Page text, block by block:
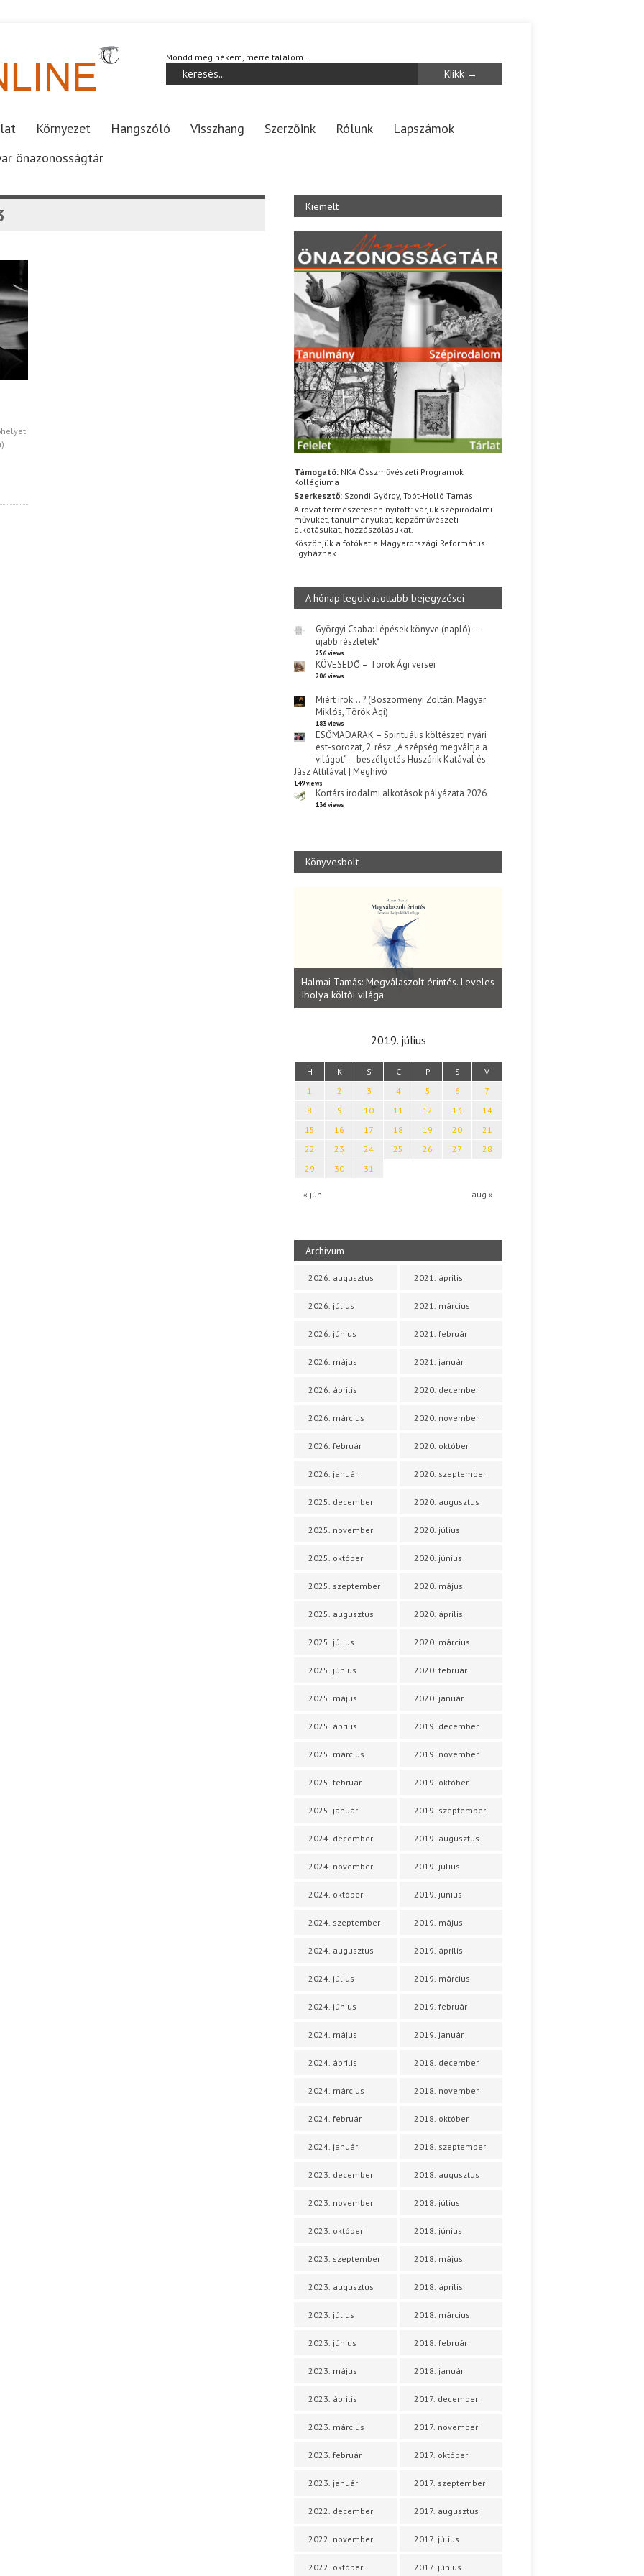
Mondd meg nékem, merre találom…
Környezet Hangszóló Visszhang Szerzőink Rólunk
Lapszámok
önazonosságtár
Kiemelt
Támogató: NKA Összművészeti Programok
Kollégiuma
Szerkesztő: Szondi György, Toót-Holló Tamás
A rovat természetesen nyitott: várjuk szépirodalmi
művüket, tanulmányukat, képzőművészeti
alkotásukat, hozzászólásukat.
Köszönjük a fotókat a Magyarországi Református
Egyháznak
A hónap legolvasottabb bejegyzései
Györgyi Csaba: Lépések könyve (napló) –
újabb részletek*
256 views
KÖVESEDŐ – Török Ági versei
206 views
Miért írok… ? (Böszörményi Zoltán, Magyar
Miklós, Török Ági)
183 views
ESŐMADARAK – Spirituális költészeti nyári
est-sorozat, 2. rész: „A szépség megváltja a
világot” – beszélgetés Huszárik Katával és
Jász Attilával | Meghívó
149 views
Kortárs irodalmi alkotások pályázata 2026
136 views
Könyvesbolt
Halmai Tamás: Megválaszolt érintés. Leveles
Ibolya költői világa
2019. július
H K S C P S V
« jún aug »
1 2 3 4 5 6
7
8
9 10 11 12 13
14
15
16 17 18 19 20
21
22
23 24 25 26 27
28
29
30 31
Archívum
2026. augusztus
2026. július
2026. június
2026. május
2026. április
2026. március
2026. február
2026. január
2025. december
2025. november
2025. október
2025. szeptember
2025. augusztus
2025. július
2025. június
2025. május
2025. április
2025. március
2025. február
2025. január
2024. december
2024. november
2024. október
2024. szeptember
2024. augusztus
2024. július
2024. június
2024. május
2024. április
2024. március
2024. február
2024. január
2023. december
2023. november
2023. október
2023. szeptember
2023. augusztus
2023. július
2023. június
2023. május
2023. április
2023. március
2023. február
2023. január
2022. december
2022. november
2022. október
2021. április
2021. március
2021. február
2021. január
2020. december
2020. november
2020. október
2020. szeptember
2020. augusztus
2020. július
2020. június
2020. május
2020. április
2020. március
2020. február
2020. január
2019. december
2019. november
2019. október
2019. szeptember
2019. augusztus
2019. július
2019. június
2019. május
2019. április
2019. március
2019. február
2019. január
2018. december
2018. november
2018. október
2018. szeptember
2018. augusztus
2018. július
2018. június
2018. május
2018. április
2018. március
2018. február
2018. január
2017. december
2017. november
2017. október
2017. szeptember
2017. augusztus
2017. július
2017. június